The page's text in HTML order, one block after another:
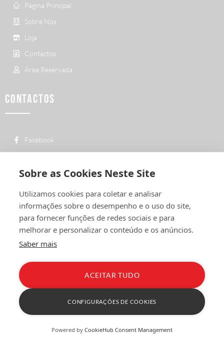
Sobre as Cookies Neste Site
Utilizamos cookies para coletar e analisar
informações sobre o desempenho e o uso do site,
para fornecer funções de redes sociais e para
melhorar e personalizar o conteúdo e os anúncios.
Saber mais
ACEITAR TUDO
CONFIGURAÇÕES DE COOKIES
Powered by CookieHub Consent Management
Página Principal
Sobré Nós
Loja
Contactos
Área Reservada
CONTACTOS
Facebook
nacional
Rua de Outeiro nº 2132
4760-312 Vila Nova de Famalicão
Política de PrivacidadeCondições GeraisLivro de Reclamações